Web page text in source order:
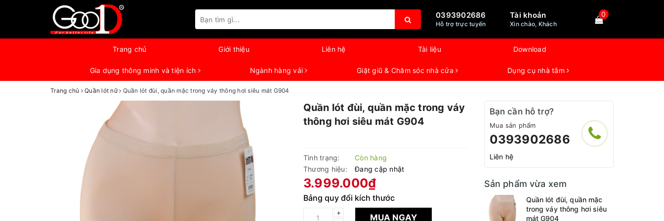
0393902686
Hỗ trợ trực tuyến
Tài khoản
Xin chào, Khách
0
Trang chủ Giới thiệu Liên hệ Tài liệu Download
Gia dụng thông minh và tiện ích Ngành hàng vải Giặt giũ & Chăm sóc nhà cửa Dụng cụ nhà tắm
Trang chủ Quần lót nữ Quần lót đùi, quần mặc trong váy thông hơi siêu mát G904
Quần lót đùi, quần mặc trong váy
thông hơi siêu mát G904
Tình trạng:
Còn hàng
Thương hiệu:
Đang cập nhật
3.999.000₫
Bảng quy đổi kích thước
+
MUA NGAY
Bạn cần hỗ trợ?
Mua sản phẩm
0393902686
Liên hệ
Sản phẩm vừa xem
Quần lót đùi, quần mặc
trong váy thông hơi siêu
mát G904